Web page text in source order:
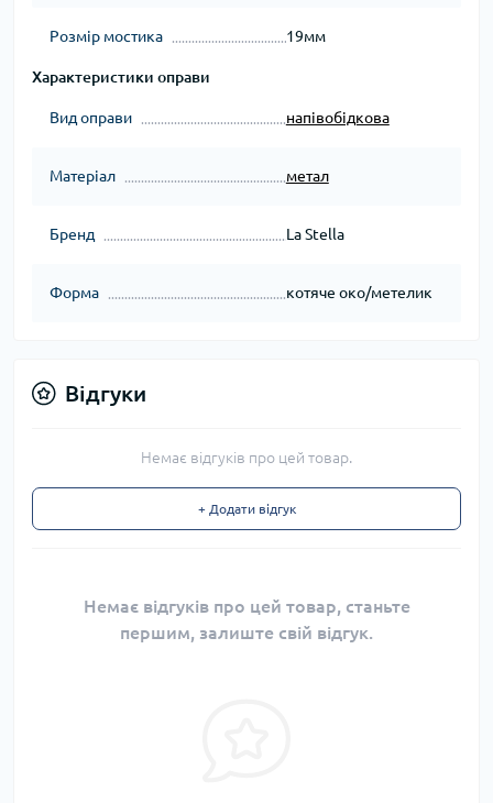
Розмір мостика 19мм
Характеристики оправи
Вид оправи напівобідкова
Матеріал метал
Бренд La Stella
Форма котяче око/метелик
Відгуки
Немає відгуків про цей товар.
+ Додати відгук
Немає відгуків про цей товар, станьте
першим, залиште свій відгук.